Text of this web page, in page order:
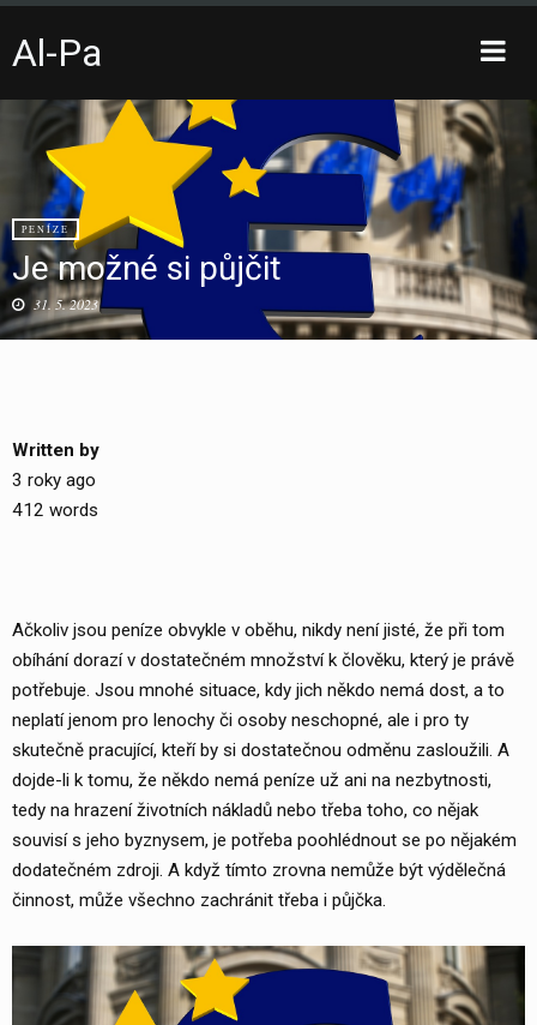
Al-Pa
Toggle
content
PENÍZE
Je možné si půjčit
31. 5. 2023
Written by
3 roky ago
412 words
Ačkoliv jsou peníze obvykle v oběhu, nikdy není jisté, že při tom
obíhání dorazí v dostatečném množství k člověku, který je právě
potřebuje. Jsou mnohé situace, kdy jich někdo nemá dost, a to
neplatí jenom pro lenochy či osoby neschopné, ale i pro ty
skutečně pracující, kteří by si dostatečnou odměnu zasloužili. A
dojde-li k tomu, že někdo nemá peníze už ani na nezbytnosti,
tedy na hrazení životních nákladů nebo třeba toho, co nějak
souvisí s jeho byznysem, je potřeba poohlédnout se po nějakém
dodatečném zdroji. A když tímto zrovna nemůže být výdělečná
činnost, může všechno zachránit třeba i půjčka.